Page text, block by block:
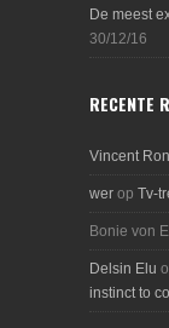
De meest
30/12/16
RECENTE
Vincent
wer op Tv-
Bonie von
Delsin Elu
instinct to